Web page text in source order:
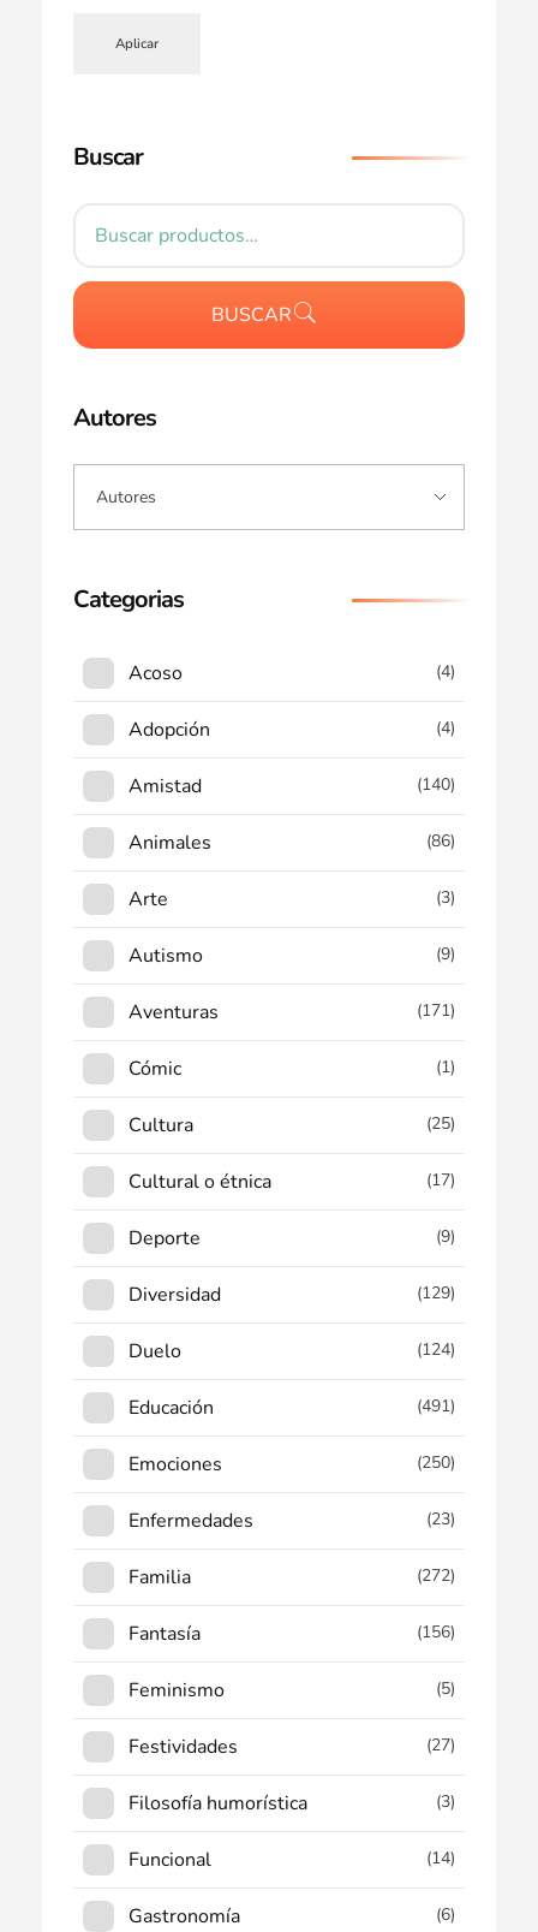
Aplicar
Buscar
BUSCAR
Autores
Categorias
Acoso (4)
Adopción (4)
Amistad (140)
Animales (86)
Arte (3)
Autismo (9)
Aventuras (171)
Cómic (1)
Cultura (25)
Cultural o étnica (17)
Deporte (9)
Diversidad (129)
Duelo (124)
Educación (491)
Emociones (250)
Enfermedades (23)
Familia (272)
Fantasía (156)
Feminismo (5)
Festividades (27)
Filosofía humorística (3)
Funcional (14)
Gastronomía (6)